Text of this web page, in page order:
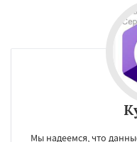
Мы надеемся, что